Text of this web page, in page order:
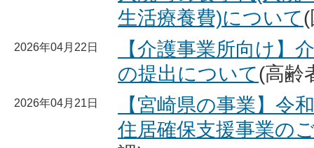
生活療養費)について
2026年04月22日
【介護事業所向け】
の提出について(高齢
2026年04月21日
【宮崎県の事業】令
住居確保支援事業の